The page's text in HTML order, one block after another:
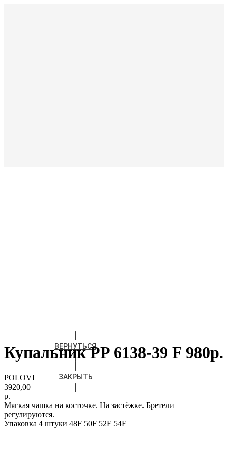
ВЕРНУТЬСЯ
ЗАКРЫТЬ
Купальник РP 6138-39 F 980р.
POLOVI
3920,00
р.
Мягкая чашка на косточке. На застёжке. Бретели
регулируются.
Упаковка 4 штуки 48F 50F 52F 54F